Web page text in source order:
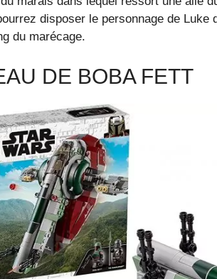
disposer le personnage de
du marécage.
DE BOBA FETT